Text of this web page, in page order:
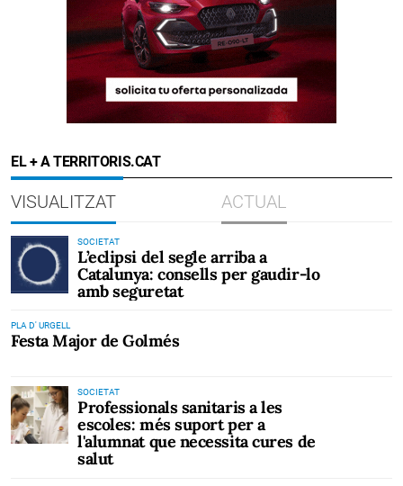
EL + A TERRITORIS.CAT
VISUALITZAT ACTUAL
SOCIETAT
L’eclipsi del segle arriba a
Catalunya: consells per gaudir-lo
amb seguretat
PLA D' URGELL
Festa Major de Golmés
SOCIETAT
Professionals sanitaris a les
escoles: més suport per a
l'alumnat que necessita cures de
salut